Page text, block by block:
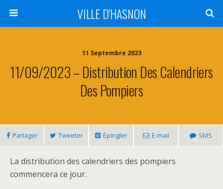
VILLE D'HASNON
11 Septembre 2023
11/09/2023 – Distribution Des Calendriers
Des Pompiers
Partager Tweeter Épingler E-mail SMS
La distribution des calendriers des pompiers
commencera ce jour.